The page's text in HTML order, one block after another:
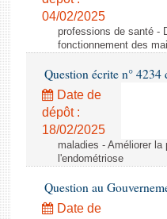
04/02/2025
professions de santé -
fonctionnement des
Question écrite n°
Date de
dépôt :
18/02/2025
maladies - Améliorer la
l'endométriose
Question au
Date de